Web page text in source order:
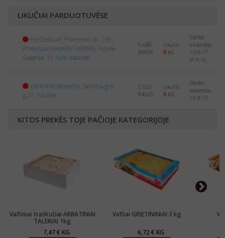
LIKUČIAI PARDUOTUVĖSE
Parduotuvė: Pramonės pr. 16F,
Prekybos miestelis URMAS, Rytinė
Galerija, 17-Salė, Kaunas
0 688
39958
Likutis:
0 KG
Darbo
valandos:
I-V 8-17,
VI 8-16
Centrinis sandėlys: Sandraugos
g.22, Kaunas
0 620
94020
Likutis:
0 KG
Darbo
valandos:
I-V 8-17
KITOS PREKĖS TOJE PAČIOJE KATEGORIJOJE
Vafliniai traškučiai ARBATINIAI
TALERIAI 1kg
7,47 € KG
Vafliai GRIETININIAI 3 kg
6,72 € KG
your company and products to: